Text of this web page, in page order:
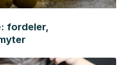
fordeler,